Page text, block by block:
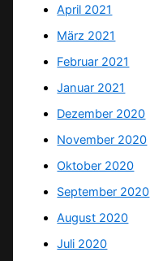
April 2021
März 2021
Februar 2021
Januar 2021
Dezember 2020
November 2020
Oktober 2020
September 2020
August 2020
Juli 2020